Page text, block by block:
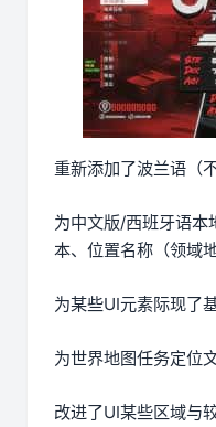
重新添加了波兰语（
为中文版/西班牙语本
本、位置名称（领域
为某些UI元素际现了
为世界地图任务定位
改进了UI某些区域与